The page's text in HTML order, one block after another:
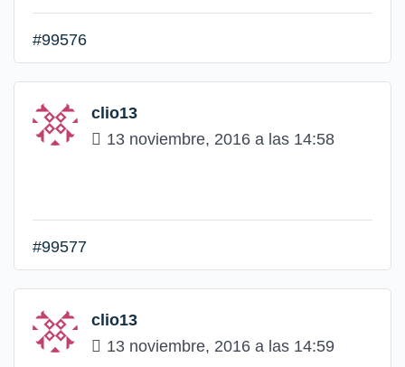
#99576
clio13
13 noviembre, 2016 a las 14:58
#99577
clio13
13 noviembre, 2016 a las 14:59